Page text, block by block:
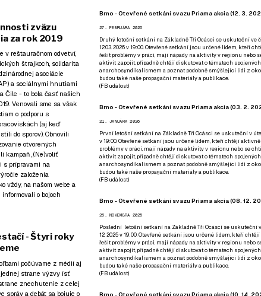
zväzu
za rok 2019
v reštauračnom odvetví,
štrajkoch, solidarita
asociácie
a sociálnymi hnutiami
Čile - to bola časť našich
Venovali sme sa však
o podporu s
(aj keď
do sporov). Obnovili
otvorených
kampaň „(Ne)voliť
s prípravami na
založenia
vždy, na našom webe a
o bojoch
- Štyri roky
počúvame z médií aj
jednej strane výzvy ísť
znechutenie z celej
správ a debát sa bojuje o
Brno - Otevřené setkání svazu Priama akcia (12. 3.
27. FEBRUÁRA 2026
Druhý letošní setkání na Základně Tři Ocásci se uskuteční ve
12.03. 2026 v 19:00. Otevřené setkání jsou určené lidem, kteří
řešit problémy v práci, mají nápady na aktivity v regionu nebo
aktivit zapojit, případně chtějí diskutovat o tématech
anarchosyndikalismem a poznat podobně smýšlející lidi z
budou také naše propagační materiály a publikace.
(FB událost)
Brno - Otevřené setkání svazu Priama akcia (03. 2.
21. JANUÁRA 2026
První letošní setkání na Základně Tři Ocásci se uskuteční v
v 19:00. Otevřené setkání jsou určené lidem, kteří chtějí
problémy v práci, mají nápady na aktivity v regionu nebo se
aktivit zapojit, případně chtějí diskutovat o tématech
anarchosyndikalismem a poznat podobně smýšlející lidi z
budou také naše propagační materiály a publikace.
(FB událost)
Brno - Otevřené setkání svazu Priama akcia (08. 12.
26. NOVEMBRA 2025
Poslední letošní setkání na Základně Tři Ocásci se uskuteční
12. 2025 v 19:00. Otevřené setkání jsou určené lidem, kteří
řešit problémy v práci, mají nápady na aktivity v regionu nebo
aktivit zapojit, případně chtějí diskutovat o tématech
anarchosyndikalismem a poznat podobně smýšlející lidi z
budou také naše propagační materiály a publikace.
(FB událost)
Brno - Otevřené setkání svazu Priama akcia (10. 14.